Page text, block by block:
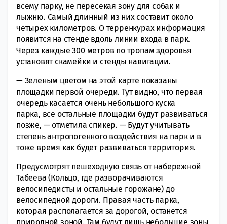
всему парку, не пересекая зону для собак и
лыжню. Самый длинный из них составит около
четырех километров. О терренкурах информация
появится на стенде вдоль линии входа в парк.
Через каждые 300 метров по тропам здоровья
установят скамейки и стенды навигации.
— Зеленым цветом на этой карте показаны
площадки первой очереди. Тут видно, что первая
очередь касается очень небольшого куска
парка, все остальные площадки будут развиваться
позже, — отметила спикер. — Будут учитывать
степень антропогенного воздействия на парк и в
тоже время как будет развиваться территория.
Предусмотрят пешеходную связь от набережной
Табеева (Кольцо, где разворачиваются
велосипедисты и остальные горожане) до
велосипедной дороги. Правая часть парка,
которая располагается за дорогой, останется
природной зоной. Там будут лишь небольшие зоны